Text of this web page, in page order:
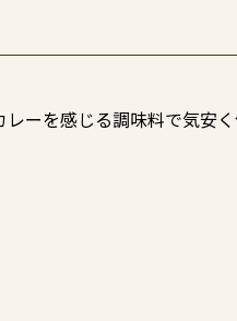
ーを感じる調味料で気安